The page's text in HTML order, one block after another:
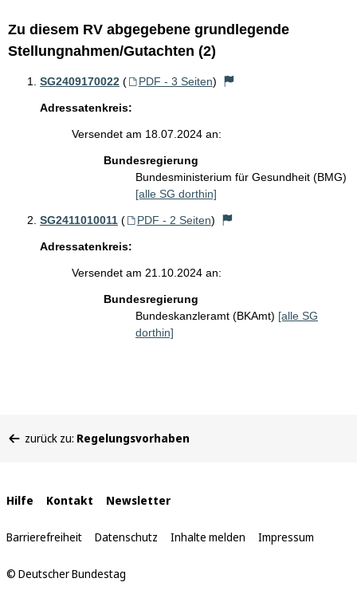
Zu diesem RV abgegebene grundlegende
Stellungnahmen/Gutachten (2)
SG2409170022 ( PDF - 3 Seiten)
Adressatenkreis:
Versendet am 18.07.2024 an:
Bundesregierung
Bundesministerium für Gesundheit (BMG)
[alle SG dorthin]
SG2411010011 ( PDF - 2 Seiten)
Adressatenkreis:
Versendet am 21.10.2024 an:
Bundesregierung
Bundeskanzleramt (BKAmt) [alle SG
dorthin]
befinden
zurück zu: Regelungsvorhaben
Interne
Links
Hilfe Kontakt Newsletter
Barrierefreiheit Datenschutz Inhalte melden Impressum
© Deutscher Bundestag